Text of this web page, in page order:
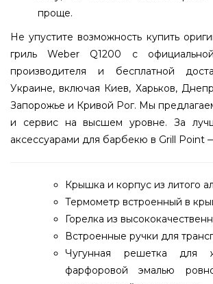
проще.
Не упустите возможность купить
гриль Weber Q1200 с
производителя и бесплатной
Украине, включая Киев, Харьков,
Запорожье и Кривой Рог. Мы
и сервис на высшем уровне. За
аксессуарами для барбекю в Grill Point
Крышка и корпус из литого
Термометр встроенный в
Горелка из
Встроенные ручки для
Чугунная решетка для
фарфоровой эмалью